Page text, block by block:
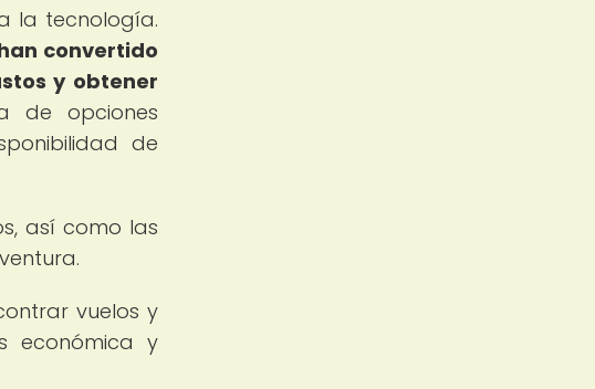
la tecnología.
convertido
y obtener
de opciones
de
así como las
vuelos y
económica y